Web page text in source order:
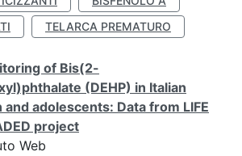
TELARCA PREMATURO
of Bis(2-
(DEHP) in Italian
adolescents: Data from LIFE
project
Web